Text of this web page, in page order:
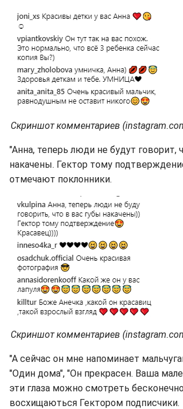
Скриншот комментариев
"Анна, теперь люди не будут говорит,
накачены. Гектор тому
отмечают поклонники.
Скриншот комментариев
"А сейчас он мне напоминает
"Один дома", "Он прекрасен. Ваша
эти глаза можно смотреть
восхищаються Гектором подписчики.